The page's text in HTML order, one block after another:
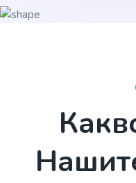
Amazon Product